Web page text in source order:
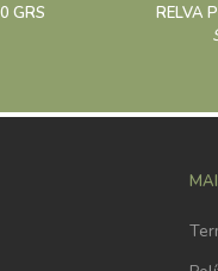
GRS RELVA